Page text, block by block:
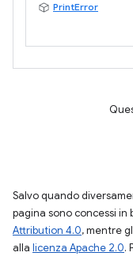
PrintError
Salvo quando
pagina sono concessi in
Attribution 4.0, mentre
alla licenza Apache 2.0.